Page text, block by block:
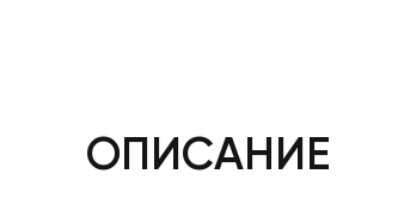
ОПИСАНИЕ